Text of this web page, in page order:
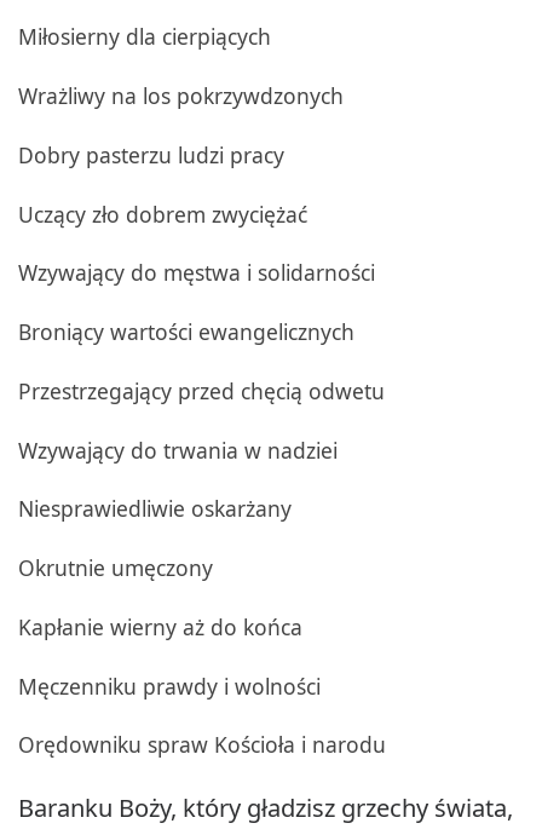
Miłosierny dla cierpiących
Wrażliwy na los pokrzywdzonych
Dobry pasterzu ludzi pracy
Uczący zło dobrem zwyciężać
Wzywający do męstwa i solidarności
Broniący wartości ewangelicznych
Przestrzegający przed chęcią odwetu
Wzywający do trwania w nadziei
Niesprawiedliwie oskarżany
Okrutnie umęczony
Kapłanie wierny aż do końca
Męczenniku prawdy i wolności
Orędowniku spraw Kościoła i narodu
Baranku Boży, który gładzisz grzechy świata,